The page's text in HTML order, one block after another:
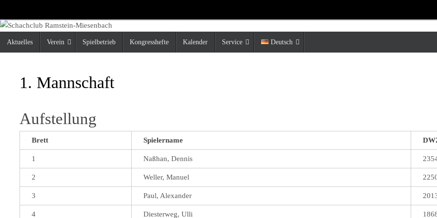
Inhalt
springen
Inhalt
Aktuelles Verein Spielbetrieb Kongresshefte Kalender Service Deutsch
1. Mannschaft
Aufstellung
Brett Spielername
1 Naßhan, Dennis
2 Weller, Manuel
3 Paul, Alexander
4 Diesterweg, Ulli